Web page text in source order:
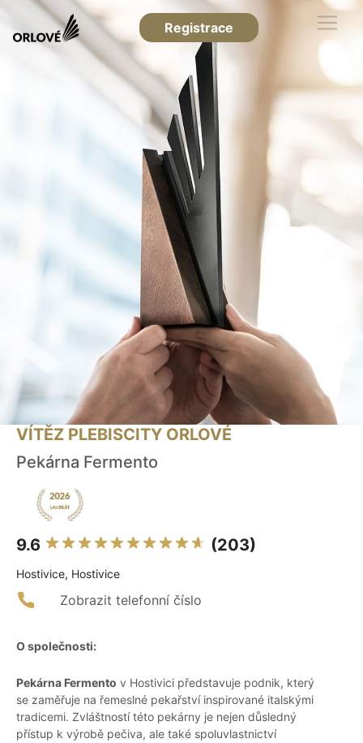
Registrace
VÍTĚZ PLEBISCITY ORLOVÉ
Pekárna Fermento
9.6 (203)
Hostivice, Hostivice
Zobrazit telefonní číslo
O společnosti:
Pekárna Fermento v Hostivici představuje podnik, který
se zaměřuje na řemeslné pekařství inspirované italskými
tradicemi. Zvláštností této pekárny je nejen důsledný
přístup k výrobě pečiva, ale také spoluvlastnictví